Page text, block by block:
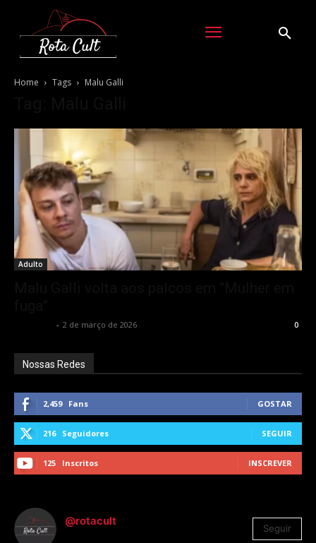
Home Tags Malu Galli
Adulto
- 2 de março de 2026 0
Nossas Redes
2,459 Fans GOSTAR
216 Seguidores SEGUIR
125 Inscritos INSCREVER
@rotacult
Seguir